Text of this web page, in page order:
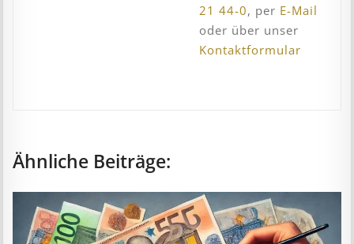
21 44-0, per E-Mail
oder über unser
Kontaktformular
Ähnliche Beiträge: